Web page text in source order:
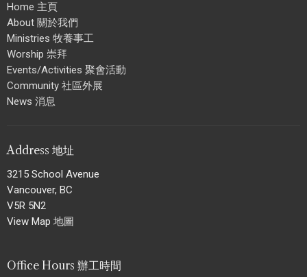
Home 主頁
About 關於我們
Ministries 牧養事工
Worship 崇拜
Events/Activities 聚會活動
Community 社區外展
News 消息
Address 地址
3215 School Avenue
Vancouver, BC
V5R 5N2
View Map 地圖
Office Hours 辦工時間